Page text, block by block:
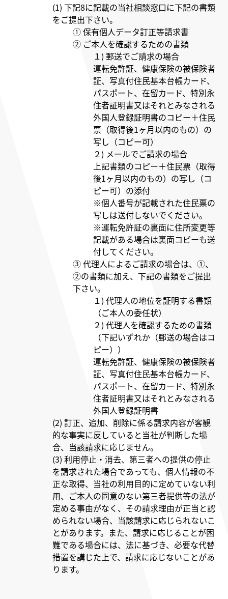
(1) 下記8に記載の当社相談窓口に下記の書類
をご提出下さい。
① 保有個人データ訂正等請求書
② ご本人を確認するための書類
１) 郵送でご請求の場合
運転免許証、健康保険の被保険者
証、写真付住民基本台帳カード、
パスポート、在留カード、特別永
住者証明書又はそれとみなされる
外国人登録証明書のコピー＋住民
票（取得後1ヶ月以内のもの）の
写し（コピー可）
２) メールでご請求の場合
上記書類のコピー＋住民票（取得
後1ヶ月以内のもの）の写し（コ
ピー可）の添付
※個人番号が記載された住民票の
写しは送付しないでください。
※運転免許証の裏面に住所変更等
記載がある場合は裏面コピーも送
付してください。
③ 代理人によるご請求の場合は、①、
②の書類に加え、下記の書類をご提出
下さい。
１) 代理人の地位を証明する書類
（ご本人の委任状）
２) 代理人を確認するための書類
（下記いずれか（郵送の場合はコ
ピー））
運転免許証、健康保険の被保険者
証、写真付住民基本台帳カード、
パスポート、在留カード、特別永
住者証明書又はそれとみなされる
外国人登録証明書
(2) 訂正、追加、削除に係る請求内容が客観
的な事実に反していると当社が判断した場
合、当該請求に応じません。
(3) 利用停止・消去、第三者への提供の停止
を請求された場合であっても、個人情報の不
正な取得、当社の利用目的に定めていない利
用、ご本人の同意のない第三者提供等の法が
定める事由がなく、その請求理由が正当と認
められない場合、当該請求に応じられないこ
とがあります。また、請求に応じることが困
難である場合には、法に基づき、必要な代替
措置を講じた上で、請求に応じないことがあ
ります。